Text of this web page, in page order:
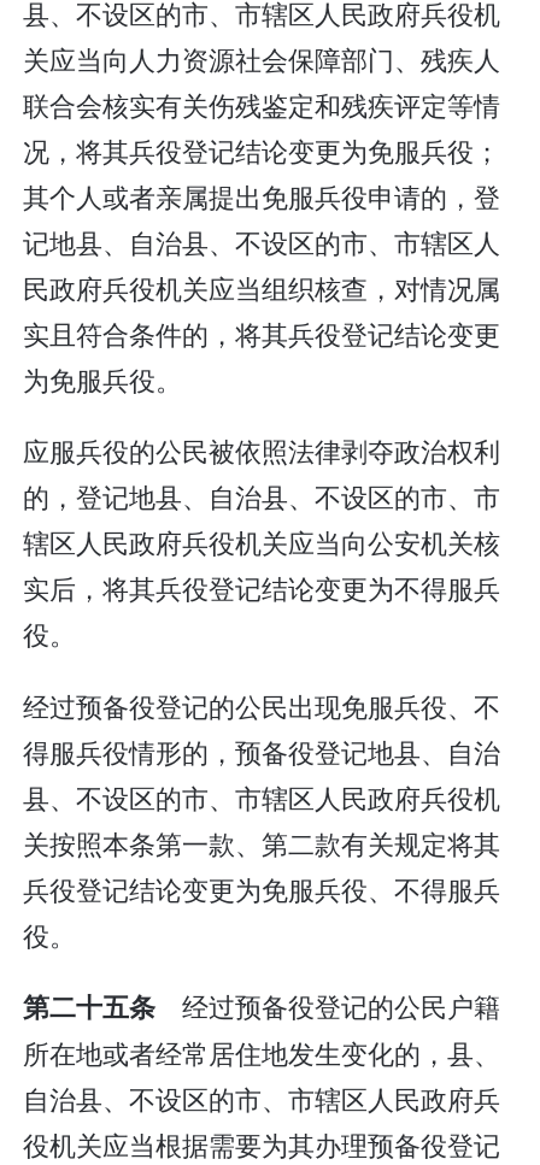
县、不设区的市、市辖区人民政府兵役机
关应当向人力资源社会保障部门、残疾人
联合会核实有关伤残鉴定和残疾评定等情
况，将其兵役登记结论变更为免服兵役；
其个人或者亲属提出免服兵役申请的，登
记地县、自治县、不设区的市、市辖区人
民政府兵役机关应当组织核查，对情况属
实且符合条件的，将其兵役登记结论变更
为免服兵役。
应服兵役的公民被依照法律剥夺政治权利
的，登记地县、自治县、不设区的市、市
辖区人民政府兵役机关应当向公安机关核
实后，将其兵役登记结论变更为不得服兵
役。
经过预备役登记的公民出现免服兵役、不
得服兵役情形的，预备役登记地县、自治
县、不设区的市、市辖区人民政府兵役机
关按照本条第一款、第二款有关规定将其
兵役登记结论变更为免服兵役、不得服兵
役。
第二十五条经过预备役登记的公民户籍
所在地或者经常居住地发生变化的，县、
自治县、不设区的市、市辖区人民政府兵
役机关应当根据需要为其办理预备役登记